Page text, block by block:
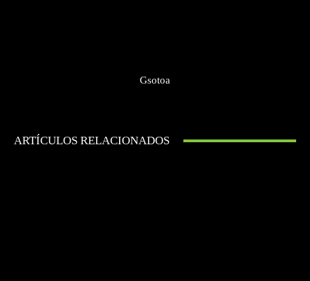
Gsotoa
ARTÍCULOS RELACIONADOS